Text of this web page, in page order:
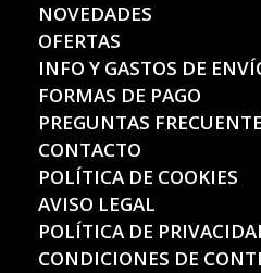
NOVEDADES
OFERTAS
INFO Y GASTOS DE
FORMAS DE PAGO
PREGUNTAS
CONTACTO
POLÍTICA DE COOKIES
AVISO LEGAL
POLÍTICA DE
CONDICIONES DE